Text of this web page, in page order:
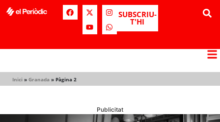
SUBSCRIU-
T'HI
Inici » Granada » Pàgina 2
Publicitat